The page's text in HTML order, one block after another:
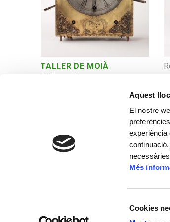
Aquest
El nostre
experiència
Més
de
Cookies
TALLER DE MOIÀ
Rellotge de paret